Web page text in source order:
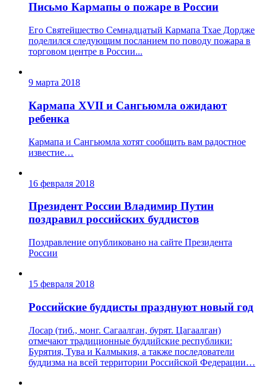
Письмо Кармапы о пожаре в России
Его Святейшество Семнадцатый Кармапа Тхае Дордже
поделился следующим посланием по поводу пожара в
торговом центре в России...
9 марта 2018
Кармапа XVII и Сангьюмла ожидают
ребенка
Кармапа и Сангьюмла хотят сообщить вам радостное
известие…
16 февраля 2018
Президент России Владимир Путин
поздравил российских буддистов
Поздравление опубликовано на сайте Президента
России
15 февраля 2018
Российские буддисты празднуют новый год
Лосар (тиб., монг. Сагаалган, бурят. Цагаалган)
отмечают традиционные буддийские республики:
Бурятия, Тува и Калмыкия, а также последователи
буддизма на всей территории Российской Федерации…